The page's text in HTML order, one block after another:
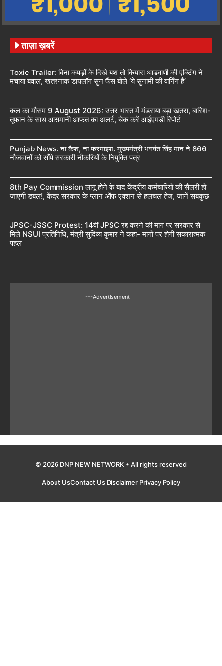
ताज़ा ख़बरें
Toxic Trailer: बिना कपड़ों के दिखे यश तो कियारा आडवाणी की एक्टिंग ने
मचाया बवाल, खतरनाक डायलॉग सुन फैंस बोले ‘ये सुनामी की वार्निंग है’
कल का मौसम 9 August 2026: उत्तर भारत में मंडराया बड़ा खतरा, बारिश-
तूफान के साथ आसमानी आफत का अलर्ट, चेक करें आईएमडी रिपोर्ट
Punjab News: ना कैश, ना फरमाइश: मुख्यमंत्री भगवंत सिंह मान ने 866
नौजवानों को सौंपे सरकारी नौकरियों के नियुक्ति पत्र
8th Pay Commission लागू होने के बाद केंद्रीय कर्मचारियों की सैलरी हो
जाएगी डबल!, केंद्र सरकार के प्लान ऑफ एक्शन से हलचल तेज, जानें सबकुछ
JPSC-JSSC Protest: 14वीं JPSC रद्द करने की मांग पर सरकार से
मिले NSUI प्रतिनिधि, मंत्री सुदिव्य कुमार ने कहा- मांगों पर होगी सकारात्मक
पहल
---Advertisement---
© 2026 DNP NEW NETWORK • All rights reserved
About UsContact Us Disclaimer Privacy Policy